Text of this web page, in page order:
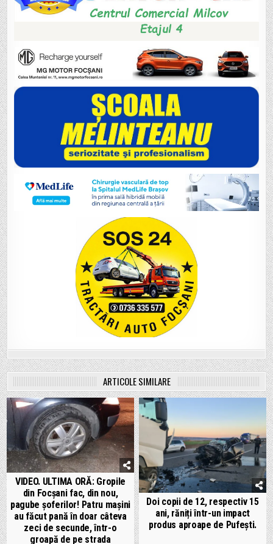
ARTICOLE SIMILARE
VIDEO. ULTIMA ORĂ: Gropile
din Focșani fac, din nou,
pagube șoferilor! Patru mașini
au făcut pană în doar câteva
zeci de secunde, într-o
groapă de pe strada
Doi copii de 12, respectiv 15
ani, răniți într-un impact
produs aproape de Pufești.